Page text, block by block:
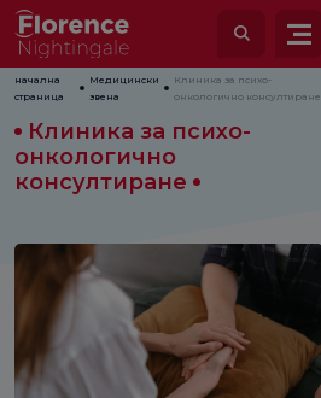
начална
страница
Медицински
звена
Клиника за психо-
онкологично консултиране
Клиника за психо-
онкологично
консултиране